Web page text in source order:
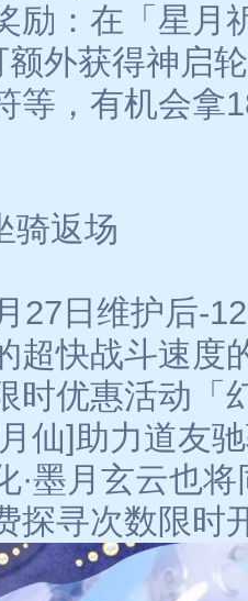
励：在「星月
外获得神启
等，有机会拿
骑返场
27日维护后-
超快战斗速度
时优惠活动「
仙]助力道友
·墨月玄云也
探寻次数限时